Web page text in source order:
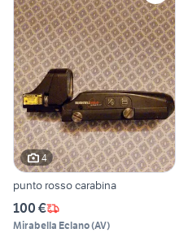
4
punto rosso carabina
100 €
Mirabella Eclano(AV)